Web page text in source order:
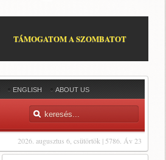
TÁMOGATOM A SZOMBATOT
ENGLISH ABOUT US
2026. augusztus 6, csütörtök | 5786. Áv 23